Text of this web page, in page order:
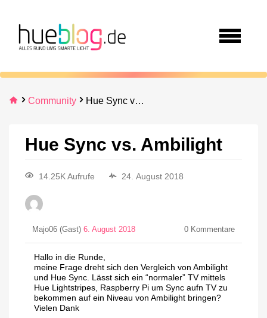
Community Hue Sync vs. Ambilight
Hue Sync vs. Ambilight
14.25K Aufrufe 24. August 2018
Majo06 (Gast) 6. August 2018 0 Kommentare
Hallo in die Runde,
meine Frage dreht sich den Vergleich von Ambilight
und Hue Sync. Lässt sich ein “normaler” TV mittels
Hue Lightstripes, Raspberry Pi um Sync aufn TV zu
bekommen auf ein Niveau von Ambilight bringen?
Vielen Dank